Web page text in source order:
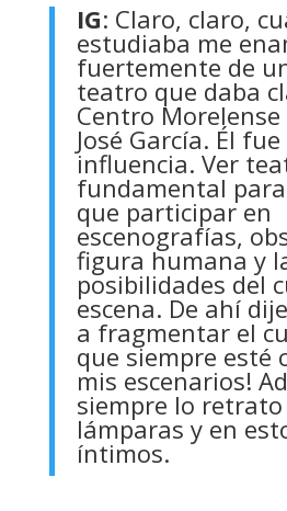
IG: Claro, claro,
estudiaba me
fuertemente de
teatro que daba
Centro
José García. Él
influencia. Ver
fundamental
que participar en
escenografías,
figura humana y
posibilidades del
escena. De ahí
a fragmentar el
que siempre esté
mis escenarios!
siempre lo
lámparas y en
íntimos.